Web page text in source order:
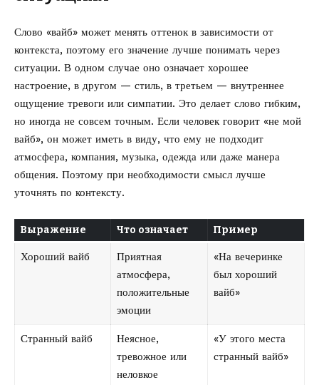
Слово «вайб» может менять оттенок в зависимости от
контекста, поэтому его значение лучше понимать через
ситуации. В одном случае оно означает хорошее
настроение, в другом — стиль, в третьем — внутреннее
ощущение тревоги или симпатии. Это делает слово гибким,
но иногда не совсем точным. Если человек говорит «не мой
вайб», он может иметь в виду, что ему не подходит
атмосфера, компания, музыка, одежда или даже манера
общения. Поэтому при необходимости смысл лучше
уточнять по контексту.
Выражение Что означает Пример
Хороший вайб
Приятная
атмосфера,
положительные
эмоции
«На вечеринке
был хороший
вайб»
Странный вайб
Неясное,
тревожное или
неловкое
«У этого места
странный вайб»